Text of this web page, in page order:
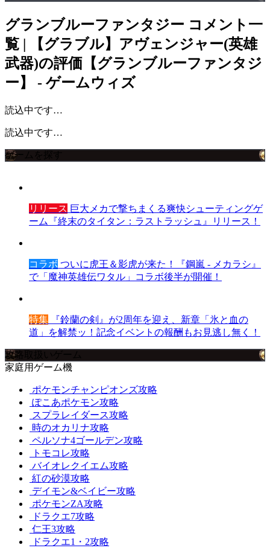
グランブルーファンタジー コメント一
覧 | 【グラブル】アヴェンジャー(英雄
武器)の評価【グランブルーファンタジ
ー】 - ゲームウィズ
読込中です…
読込中です…
ゲームを探す
リリース 巨大メカで撃ちまくる爽快シューティングゲ
ーム『終末のタイタン：ラストラッシュ』リリース！
コラボ ついに虎王＆影虎が来た！『鋼嵐 - メカラシ』
で「魔神英雄伝ワタル」コラボ後半が開催！
特集 『鈴蘭の剣』が2周年を迎え、新章「氷と血の
道」を解禁ッ！記念イベントの報酬もお見逃し無く！
攻略取扱いゲーム
家庭用ゲーム機
ポケモンチャンピオンズ攻略
ぽこあポケモン攻略
スプラレイダース攻略
時のオカリナ攻略
ペルソナ4ゴールデン攻略
トモコレ攻略
バイオレクイエム攻略
紅の砂漠攻略
デイモン&ベイビー攻略
ポケモンZA攻略
ドラクエ7攻略
仁王3攻略
ドラクエ1・2攻略